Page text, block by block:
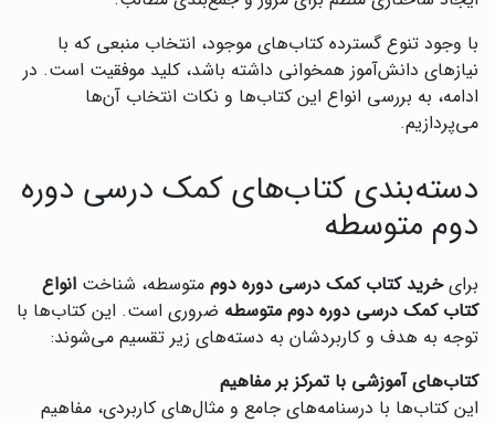
با وجود تنوع گسترده کتاب‌های موجود، انتخاب منبعی که با
نیازهای دانش‌آموز همخوانی داشته باشد، کلید موفقیت است. در
ادامه، به بررسی انواع این کتاب‌ها و نکات انتخاب آن‌ها
می‌پردازیم.
دسته‌بندی کتاب‌های کمک درسی دوره
دوم متوسطه
برایخرید کتاب کمک درسی دوره دوم متوسطه، شناخت انواع
کتاب کمک درسی دوره دوم متوسطه ضروری است. این کتاب‌ها با
توجه به هدف و کاربردشان به دسته‌های زیر تقسیم می‌شوند:
کتاب‌های آموزشی با تمرکز بر مفاهیم
این کتاب‌ها با درسنامه‌های جامع و مثال‌های کاربردی، مفاهیم